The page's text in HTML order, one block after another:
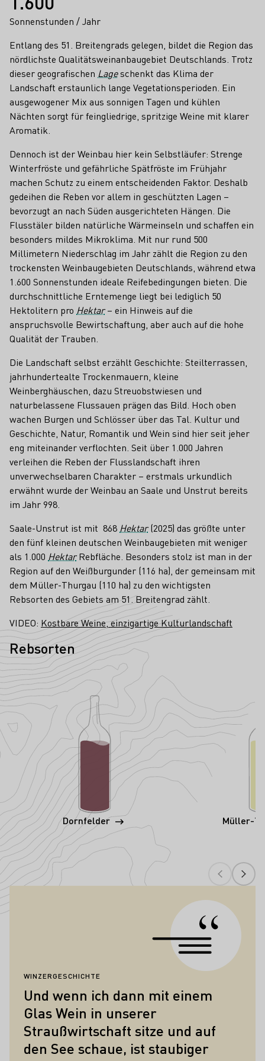
Sonnenstunden / Jahr
Entlang des 51. Breitengrads gelegen, bildet die Region das
nördlichste Qualitätsweinanbaugebiet Deutschlands. Trotz
dieser geografischen Lageschenkt das Klima der
Landschaft erstaunlich lange Vegetationsperioden. Ein
ausgewogener Mix aus sonnigen Tagen und kühlen
Nächten sorgt für feingliedrige, spritzige Weine mit klarer
Aromatik.
Dennoch ist der Weinbau hier kein Selbstläufer: Strenge
Winterfröste und gefährliche Spätfröste im Frühjahr
machen Schutz zu einem entscheidenden Faktor. Deshalb
gedeihen die Reben vor allem in geschützten Lagen –
bevorzugt an nach Süden ausgerichteten Hängen. Die
Flusstäler bilden natürliche Wärmeinseln und schaffen ein
besonders mildes Mikroklima. Mit nur rund 500
Millimetern Niederschlag im Jahr zählt die Region zu den
trockensten Weinbaugebieten Deutschlands, während etwa
1.600 Sonnenstunden ideale Reifebedingungen bieten. Die
durchschnittliche Erntemenge liegt bei lediglich 50
Hektolitern pro Hektar– ein Hinweis auf die
anspruchsvolle Bewirtschaftung, aber auch auf die hohe
Qualität der Trauben.
Die Landschaft selbst erzählt Geschichte: Steilterrassen,
jahrhundertealte Trockenmauern, kleine
Weinberghäuschen, dazu Streuobstwiesen und
naturbelassene Flussauen prägen das Bild. Hoch oben
wachen Burgen und Schlösser über das Tal. Kultur und
Geschichte, Natur, Romantik und Wein sind hier seit jeher
eng miteinander verflochten. Seit über 1.000 Jahren
verleihen die Reben der Flusslandschaft ihren
unverwechselbaren Charakter – erstmals urkundlich
erwähnt wurde der Weinbau an Saale und Unstrut bereits
im Jahr 998.
Saale-Unstrut ist mit 868 Hektar(2025) das größte unter
den fünf kleinen deutschen Weinbaugebieten mit weniger
als 1.000 HektarRebfläche. Besonders stolz ist man in der
Region auf den Weißburgunder (116 ha), der gemeinsam mit
dem Müller-Thurgau (110 ha) zu den wichtigsten
Rebsorten des Gebiets am 51. Breitengrad zählt.
VIDEO: Kostbare Weine, einzigartige Kulturlandschaft
Rebsorten
Dornfelder Müller-
WINZERGESCHICHTE
Und wenn ich dann mit einem
Glas Wein in unserer
Straußwirtschaft sitze und auf
den See schaue, ist staubiger